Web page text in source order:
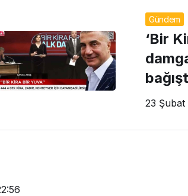
Gündem
‘Bir
Peker
23